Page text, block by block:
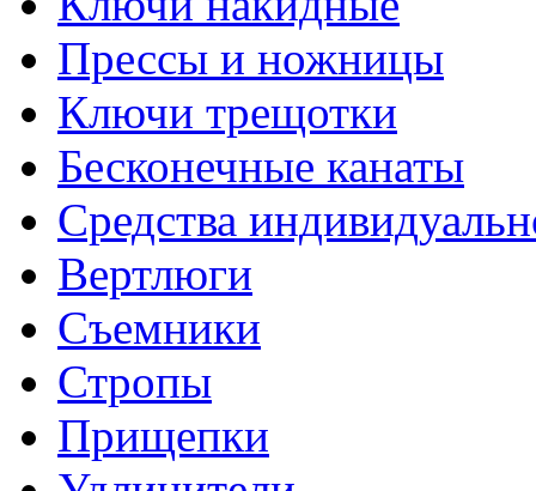
Прессы и ножницы
Ключи трещотки
Бесконечные канаты
Средства
Вертлюги
Съемники
Стропы
Прищепки